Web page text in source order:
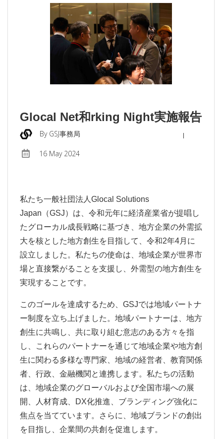
Glocal Net和rking Night実施報告
By GSJ事務局
16 May 2024
私たち一般社団法人 Glocal Solutions
Japan （GSJ）は、令和元年に経済産業省が提唱し
たグローカル成長戦略に基づき、地方企業の外需拡
大を核とした地方創生を目指して、令和2年4月に
設立しました。私たちの使命は、地域企業が世界市
場と直接繋がることを支援し、外需型の地方創生を
実現することです。
このゴールを達成するため、 GSJでは地域パートナ
ー制度を立ち上げました。地域パートナーは、地方
創生に共鳴し、共に取り組む意志のある方々を指
し、これらのパートナーを通じて地域企業や地方創
生に関わる多様な専門家、地域の経営者、教育関係
者、行政、金融機関と連携します。私たちの活動
は、地域企業のグローバルおよび全国市場への展
開、人材育成、
DX化推進、ブランディング強化に
焦点を当てています。さらに、地域ブランドの創出
を目指し、企業間の共創を促進します。